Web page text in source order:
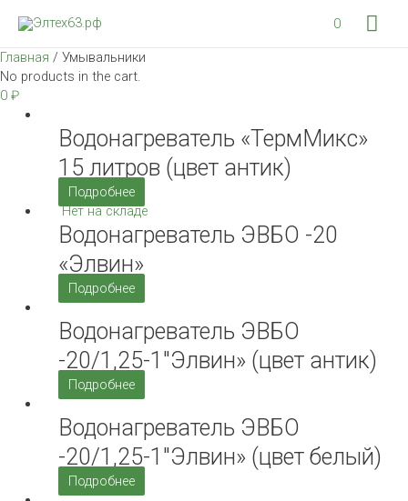
0
Главная / Умывальники
No products in the cart.
0 ₽
Водонагреватель «ТермМикс»
15 литров (цвет антик)
Подробнее
Нет на складе
Водонагреватель ЭВБО -20
«Элвин»
Подробнее
Водонагреватель ЭВБО
-20/1,25-1″Элвин» (цвет антик)
Подробнее
Водонагреватель ЭВБО
-20/1,25-1″Элвин» (цвет белый)
Подробнее